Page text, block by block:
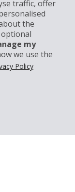
traffic, offer
the
optional
my
we use the
Policy